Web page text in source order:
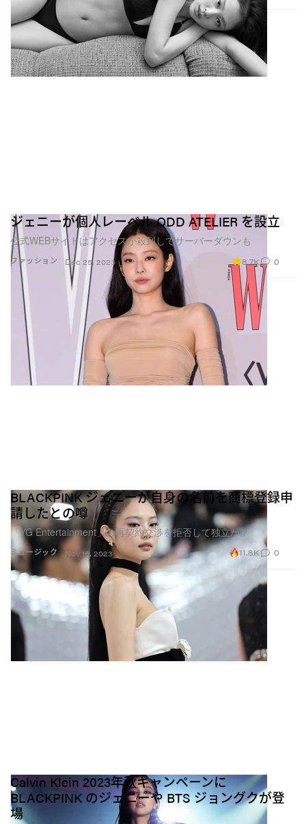
ファッション
ジェニーが個人レーベル ODD ATELIER を設立
公式WEBサイトはアクセスが殺到してサーバーダウンも
Dec 25, 2023 8.7K 0
ミュージック
BLACKPINK ジェニーが自身の名前を商標登録申
請したとの噂
「YG Entertainment」の再契約交渉を拒否して独立か？
Nov 15, 2023 11.8K 0
Calvin Klein 2023年秋キャンペーンに
BLACKPINK のジェニーや BTS ジョングクが登
場